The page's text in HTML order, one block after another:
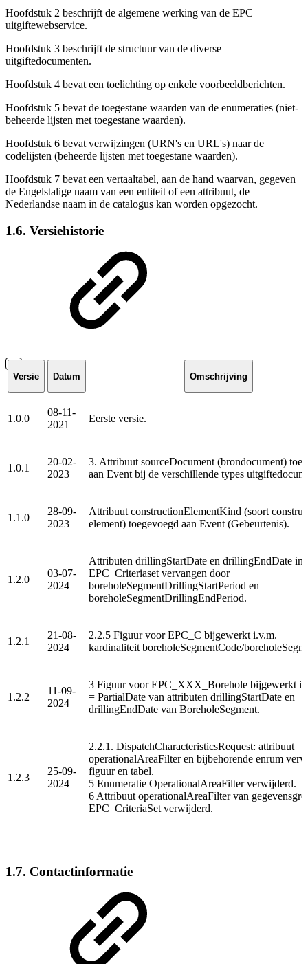
Hoofdstuk 2 beschrijft de algemene werking van de EPC
uitgiftewebservice.
Hoofdstuk 3 beschrijft de structuur van de diverse
uitgiftedocumenten.
Hoofdstuk 4 bevat een toelichting op enkele voorbeeldberichten.
Hoofdstuk 5 bevat de toegestane waarden van de enumeraties (niet-
beheerde lijsten met toegestane waarden).
Hoofdstuk 6 bevat verwijzingen (URN's en URL's) naar de
codelijsten (beheerde lijsten met toegestane waarden).
Hoofdstuk 7 bevat een vertaaltabel, aan de hand waarvan, gegeven
de Engelstalige naam van een entiteit of een attribuut, de
Nederlandse naam in de catalogus kan worden opgezocht.
1.6. Versiehistorie
Versie Datum Omschrijving
1.0.0
08-11-
2021
Eerste versie.
1.0.1
20-02-
2023
3. Attribuut sourceDocument (brondocument)
aan Event bij de verschillende types
1.1.0
28-09-
2023
Attribuut constructionElementKind (soort
element) toegevoegd aan Event (Gebeurtenis).
1.2.0
03-07-
2024
Attributen drillingStartDate en drillingEndDate in
EPC_Criteriaset vervangen door
boreholeSegmentDrillingStartPeriod en
boreholeSegmentDrillingEndPeriod.
1.2.1
21-08-
2024
2.2.5 Figuur voor EPC_C bijgewerkt i.v.m.
kardinaliteit boreholeSegmentCode/
1.2.2
11-09-
2024
3 Figuur voor EPC_XXX_Borehole bijgewerkt
= PartialDate van attributen drillingStartDate en
drillingEndDate van BoreholeSegment.
1.2.3
25-09-
2024
2.2.1. DispatchCharacteristicsRequest: attribuut
operationalAreaFilter en bijbehorende enrum
figuur en tabel.
5 Enumeratie OperationalAreaFilter verwijderd.
6 Attribuut operationalAreaFilter van
EPC_CriteriaSet verwijderd.
1.7. Contactinformatie